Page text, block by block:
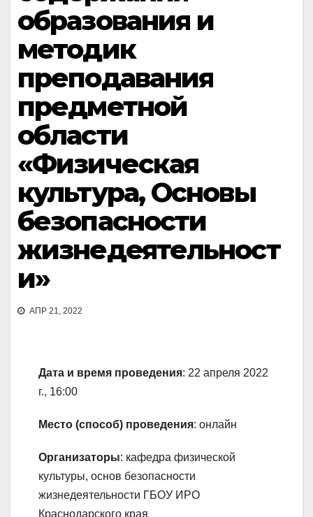
образования и
методик
преподавания
предметной
области
«Физическая
культура, Основы
безопасности
жизнедеятельност
и»
АПР 21, 2022
Дата и время проведения: 22 апреля 2022
г., 16:00
Место (способ) проведения: онлайн
Организаторы: кафедра физической
культуры, основ безопасности
жизнедеятельности ГБОУ ИРО
Краснодарского края